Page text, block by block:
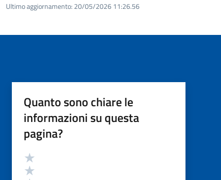
Ultimo aggiornamento: 20/05/2026 11:26.56
Quanto sono chiare le
informazioni su questa
pagina?
Valutazione